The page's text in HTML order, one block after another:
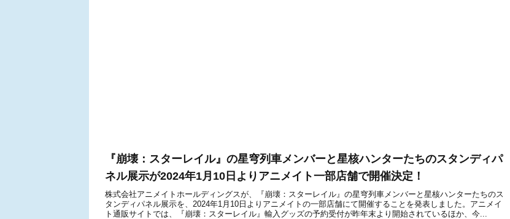
『崩壊：スターレイル』の星穹列車メンバーと星核ハンターたちのスタンディパ
ネル展示が2024年1月10日よりアニメイト一部店舗で開催決定！
株式会社アニメイトホールディングスが、『崩壊：スターレイル』の星穹列車メンバーと星核ハンターたちのス
タンディパネル展示を、2024年1月10日よりアニメイトの一部店舗にて開催することを発表しました。アニメイ
ト通販サイトでは、『崩壊：スターレイル』輸入グッズの予約受付が昨年末より開始されているほか、今...